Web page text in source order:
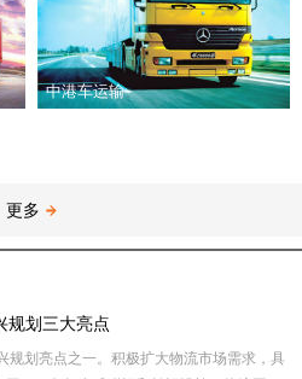
中港车运输
更多
规划三大亮点
划亮点之一。积极扩大物流市场需求，具